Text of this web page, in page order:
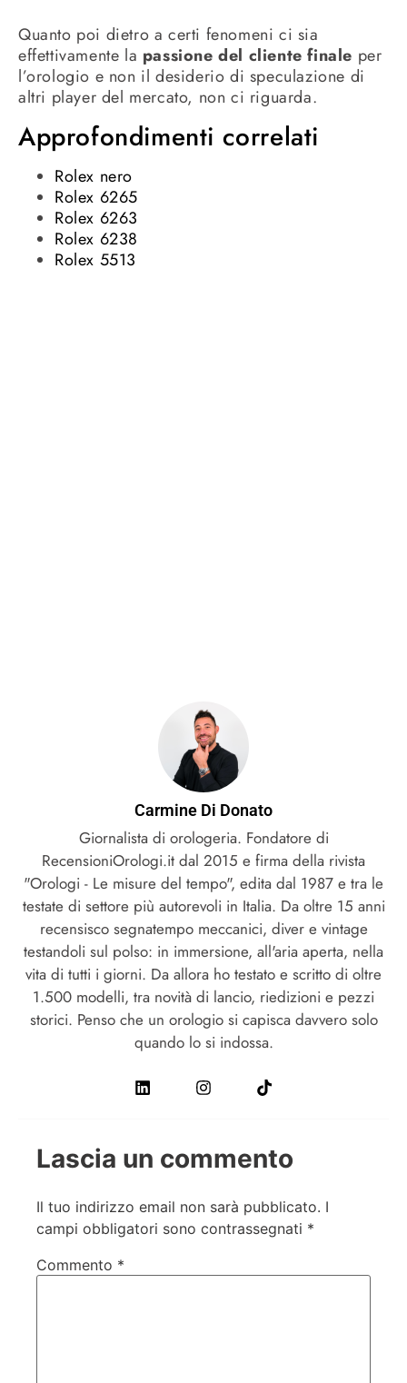
Quanto poi dietro a certi fenomeni ci sia
effettivamente la passione del cliente finale per
l’orologio e non il desiderio di speculazione di
altri player del mercato, non ci riguarda.
Approfondimenti correlati
Rolex nero
Rolex 6265
Rolex 6263
Rolex 6238
Rolex 5513
Carmine Di Donato
Giornalista di orologeria. Fondatore di
RecensioniOrologi.it dal 2015 e firma della rivista
"Orologi - Le misure del tempo", edita dal 1987 e tra le
testate di settore più autorevoli in Italia. Da oltre 15 anni
recensisco segnatempo meccanici, diver e vintage
testandoli sul polso: in immersione, all'aria aperta, nella
vita di tutti i giorni. Da allora ho testato e scritto di oltre
1.500 modelli, tra novità di lancio, riedizioni e pezzi
storici. Penso che un orologio si capisca davvero solo
quando lo si indossa.
Lascia un commento
Il tuo indirizzo email non sarà pubblicato. I
campi obbligatori sono contrassegnati *
Commento *